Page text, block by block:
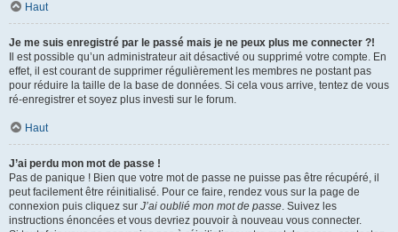
Haut
Je me suis enregistré par le passé mais je ne peux plus me connecter ?!
Il est possible qu’un administrateur ait désactivé ou supprimé votre compte. En
effet, il est courant de supprimer régulièrement les membres ne postant pas
pour réduire la taille de la base de données. Si cela vous arrive, tentez de vous
ré-enregistrer et soyez plus investi sur le forum.
Haut
J’ai perdu mon mot de passe !
Pas de panique ! Bien que votre mot de passe ne puisse pas être récupéré, il
peut facilement être réinitialisé. Pour ce faire, rendez vous sur la page de
connexion puis cliquez sur J’ai oublié mon mot de passe. Suivez les
instructions énoncées et vous devriez pouvoir à nouveau vous connecter.